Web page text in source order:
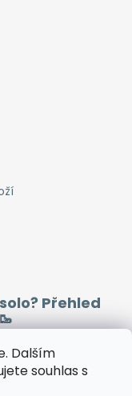
Dalším
souhlas s
Přehled